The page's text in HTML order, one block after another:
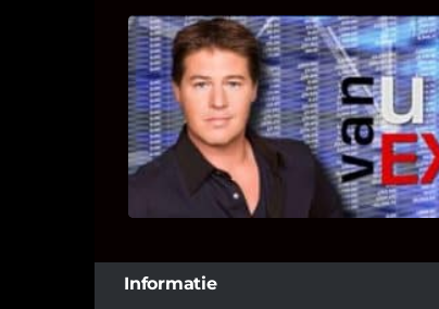
UITSTEL VAN EXECUTIE
Bekijk hier de fragmenten van de
deelname van Bricks and Stones aan
dit programma.
Informatie